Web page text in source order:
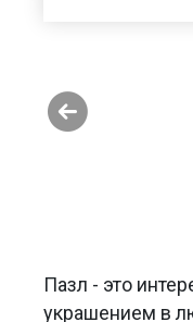
Пазл - это
украшением в